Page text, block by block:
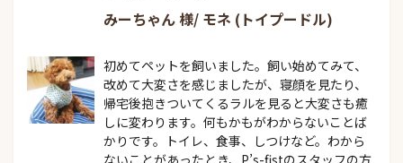
みーちゃん 様/ モネ (トイプードル)
初めてペットを飼いました。飼い始めてみて、
改めて大変さを感じましたが、寝顔を見たり、
帰宅後抱きついてくるラルを見ると大変さも癒
しに変わります。何もかもがわからないことば
かりです。トイレ、食事、しつけなど。わから